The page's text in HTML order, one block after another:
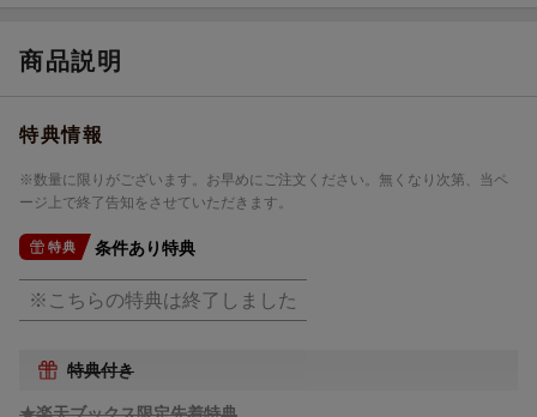
商品説明
特典情報
※数量に限りがございます。お早めにご注文ください。無くなり次第、当ペ
ージ上で終了告知をさせていただきます。
特典 条件あり特典
※こちらの特典は終了しました
特典付き